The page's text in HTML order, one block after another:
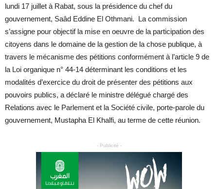
lundi 17 juillet à Rabat, sous la présidence du chef du
gouvernement, Saâd Eddine El Othmani. La commission
s’assigne pour objectif la mise en oeuvre de la participation des
citoyens dans le domaine de la gestion de la chose publique, à
travers le mécanisme des pétitions conformément à l’article 9 de
la Loi organique n° 44-14 déterminant les conditions et les
modalités d’exercice du droit de présenter des pétitions aux
pouvoirs publics, a déclaré le ministre délégué chargé des
Relations avec le Parlement et la Société civile, porte-parole du
gouvernement, Mustapha El Khalfi, au terme de cette réunion.
- Publicité -